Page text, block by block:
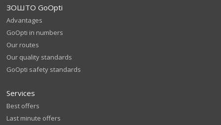
ЗОШТО GoOpti
Advantages
GoOpti in numbers
Our routes
Our quality standards
GoOpti safety standards
Services
Best offers
Last minute offers